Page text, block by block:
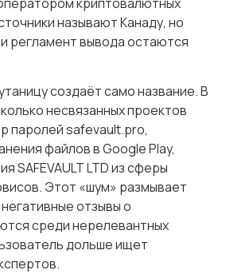
называют Канаду, но
регламент вывода остаются
создаёт само название. В
несвязанных проектов
паролей safevault.pro,
файлов в Google Play,
SAFEVAULT LTD из сферы
Этот «шум» размывает
отзывы о
среди нерелевантных
дольше ищет